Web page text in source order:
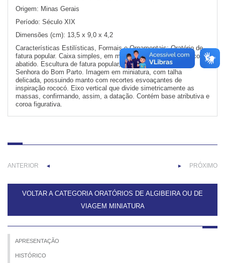
Origem: Minas Gerais
Período: Século XIX
Dimensões (cm): 13,5 x 9,0 x 4,2
Características Estilísticas, Formais e Ornamentais: Oratório de
fatura popular. Caixa simples, em miniatura, terminada em arco-
abatido. Escultura de fatura popular, representando Nossa
Senhora do Bom Parto. Imagem em miniatura, com talha
delicada, possuindo manto com recortes esvoaçantes de
inspiração rococó. Eixo vertical que divide simetricamente as
massas, confirmando, assim, a datação. Contém base atributiva e
coroa figurativa.
ANTERIOR ◄ ► PRÓXIMO
VOLTAR A CATEGORIA ORATÓRIOS DE ALGIBEIRA OU DE
VIAGEM MINIATURA
APRESENTAÇÃO
HISTÓRICO